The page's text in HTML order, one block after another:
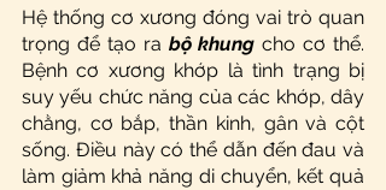
Hệ thống cơ xương đóng vai trò quan
trọng để tạo ra bộ khung cho cơ thể.
Bệnh cơ xương khớp là tình trạng bị
suy yếu chức năng của các khớp, dây
chằng, cơ bắp, thần kinh, gân và cột
sống. Điều này có thể dẫn đến đau và
làm giảm khả năng di chuyển, kết quả